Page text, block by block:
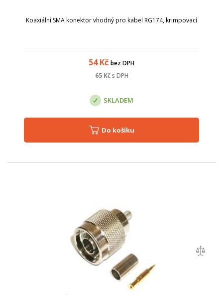
Koaxiální SMA konektor vhodný pro kabel RG174, krimpovací
54Kč bez DPH
65Kč s DPH
SKLADEM
Do košíku